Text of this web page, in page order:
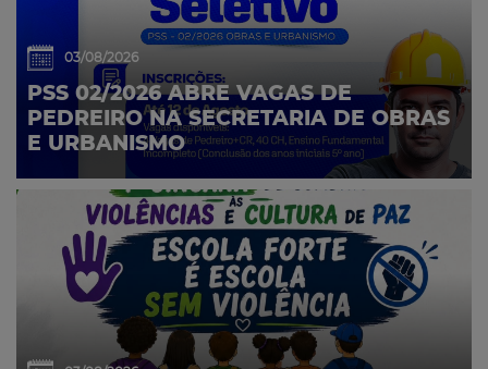
03/08/2026
PSS 02/2026 ABRE VAGAS DE
PEDREIRO NA SECRETARIA DE OBRAS
E URBANISMO